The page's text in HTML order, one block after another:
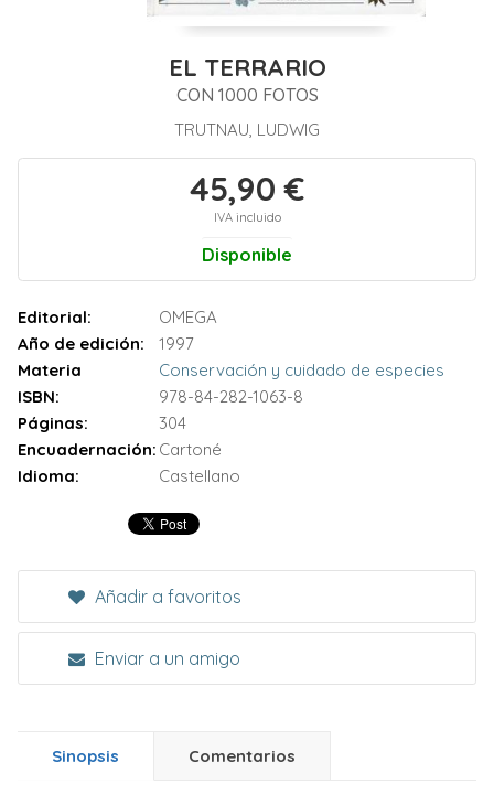
EL TERRARIO
CON 1000 FOTOS
TRUTNAU, LUDWIG
45,90 €
IVA incluido
Disponible
Editorial:
OMEGA
Año de edición:
1997
Materia
Conservación y cuidado de especies
ISBN:
978-84-282-1063-8
Páginas:
304
Encuadernación: Cartoné
Idioma:
Castellano
Añadir a favoritos
Enviar a un amigo
Sinopsis Comentarios